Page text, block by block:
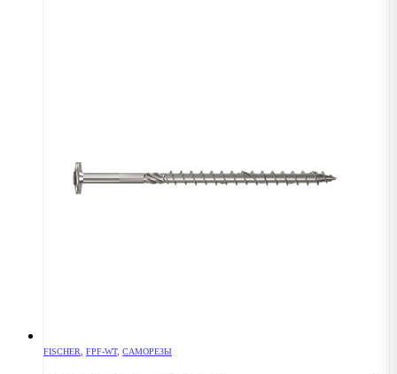
FISCHER, FPF-WT, САМОРЕЗЫ